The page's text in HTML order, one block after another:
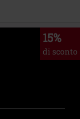
15%
di sconto